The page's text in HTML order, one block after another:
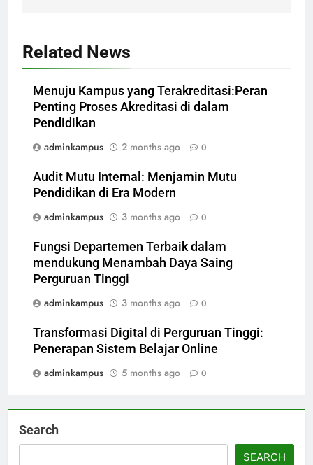
Related News
Menuju Kampus yang Terakreditasi:Peran
Penting Proses Akreditasi di dalam
Pendidikan
adminkampus
2 months ago 0
Audit Mutu Internal: Menjamin Mutu
Pendidikan di Era Modern
adminkampus
3 months ago 0
Fungsi Departemen Terbaik dalam
mendukung Menambah Daya Saing
Perguruan Tinggi
adminkampus
3 months ago 0
Transformasi Digital di Perguruan Tinggi:
Penerapan Sistem Belajar Online
adminkampus
5 months ago 0
Search
SEARCH